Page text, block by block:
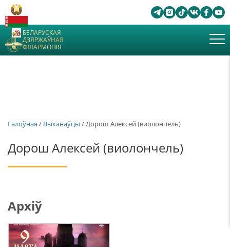
БЕЛАРУСКАЯ
ДЗЯРЖАЎНАЯ
ФІЛАРМОНІЯ
Галоўная / Выканаўцы / Дорош Алексей (виолончель)
Дорош Алексей (виолончель)
Архіў